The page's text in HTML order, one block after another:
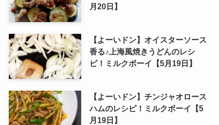
月20日】
【よーいドン】オイスターソース
香る♪上海風焼きうどんのレシ
ピ！ミルクボーイ【5月19日】
【よーいドン】チンジャオロース
ハムのレシピ！ミルクボーイ【5
月19日】